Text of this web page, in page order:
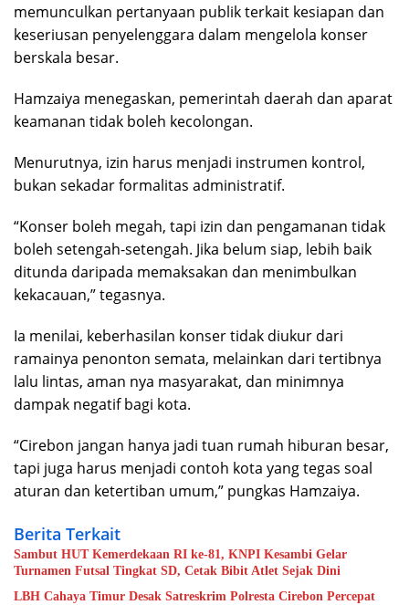
memunculkan pertanyaan publik terkait kesiapan dan
keseriusan penyelenggara dalam mengelola konser
berskala besar.
Hamzaiya menegaskan, pemerintah daerah dan aparat
keamanan tidak boleh kecolongan.
Menurutnya, izin harus menjadi instrumen kontrol,
bukan sekadar formalitas administratif.
“Konser boleh megah, tapi izin dan pengamanan tidak
boleh setengah-setengah. Jika belum siap, lebih baik
ditunda daripada memaksakan dan menimbulkan
kekacauan,” tegasnya.
Ia menilai, keberhasilan konser tidak diukur dari
ramainya penonton semata, melainkan dari tertibnya
lalu lintas, aman nya masyarakat, dan minimnya
dampak negatif bagi kota.
“Cirebon jangan hanya jadi tuan rumah hiburan besar,
tapi juga harus menjadi contoh kota yang tegas soal
aturan dan ketertiban umum,” pungkas Hamzaiya.
Berita Terkait
Sambut HUT Kemerdekaan RI ke-81, KNPI Kesambi Gelar
Turnamen Futsal Tingkat SD, Cetak Bibit Atlet Sejak Dini
LBH Cahaya Timur Desak Satreskrim Polresta Cirebon Percepat